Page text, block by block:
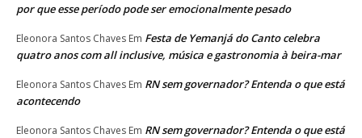
por que esse período pode ser emocionalmente pesado
Eleonora Santos Chaves Em Festa de Yemanjá do Canto celebra
quatro anos com all inclusive, música e gastronomia à beira-mar
Eleonora Santos Chaves Em RN sem governador? Entenda o que está
acontecendo
Eleonora Santos Chaves Em RN sem governador? Entenda o que está